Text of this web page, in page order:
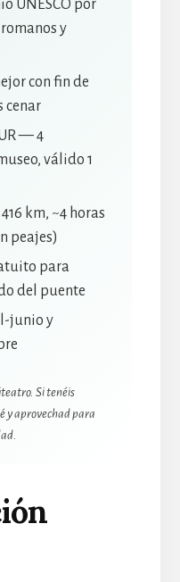
UNESCO por
y
con fin de
cenar
— 4
válido 1
km, ~4 horas
peajes)
para
del puente
junio y
Si tenéis
y aprovechad para